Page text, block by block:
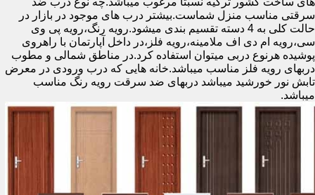
سرقتی مناسب منزل شماست.بیشتر درب های موجود در بازار در
حالت کلی به 4 دسته تقسیم بندی میشود.رویه رنگ،رویه پی وی
سی،رویه ام دی اف ملامینه،رویه فلز،در داخل آپارتمان با راهروی
پوشیده هرنوع دربی میتوان استفاده کرد.در مناطق شمالی و مطوب
دربهای رویه فلز مناسب میباشد.خانه هایی که درب ورودی در معرض
تابش نور خورشید میباشد دربهای ضد سرقت رویه رنگ مناسب
میباشد.